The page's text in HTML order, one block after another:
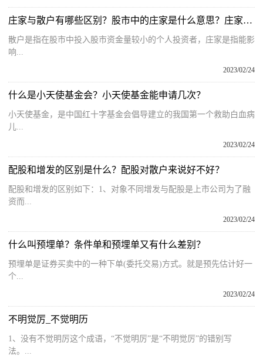
庄家与散户有哪些区别？股市中的庄家是什么意思？庄家和散户的区别
散户是指在股市中投入股市资金量较小的个人投资者，庄家是指能影
响...
2023/02/24
什么是小天使基金会？小天使基金能申请几次？
小天使基金，是中国红十字基金会倡导建立的我国第一个救助白血病
儿...
2023/02/24
配股和增发的区别是什么？配股对散户来说好不好？
配股和增发的区别如下：1、对象不同增发与配股是上市公司为了融
资而...
2023/02/24
什么叫预埋单？条件单和预埋单又有什么差别？
预埋单是证券买卖中的一种下单(委托交易)方式。就是预先估计好一
个...
2023/02/24
不明觉厉_不觉明历
1、没有不觉明厉这个成语，“不觉明厉”是“不明觉厉”的错别写
法。...